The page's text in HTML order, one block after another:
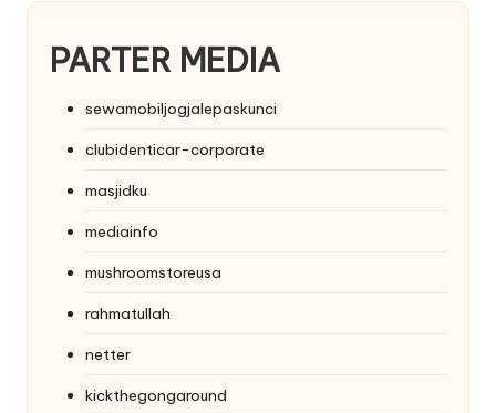
PARTER MEDIA
sewamobiljogjalepaskunci
clubidenticar-corporate
masjidku
mediainfo
mushroomstoreusa
rahmatullah
netter
kickthegongaround